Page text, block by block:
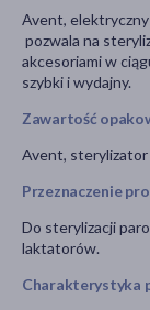
Avent,
pozwala na
akcesoriami w
szybki i wydajny.
Zawartość
Avent,
Przeznaczenie
Do sterylizacji
laktatorów.
Charakterystyka